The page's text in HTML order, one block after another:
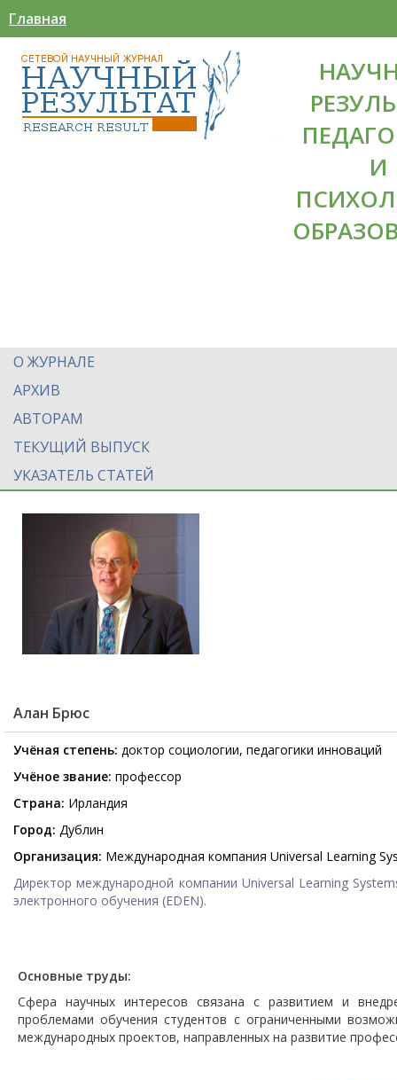
Главная
И
О ЖУРНАЛЕ
АРХИВ
АВТОРАМ
ТЕКУЩИЙ ВЫПУСК
УКАЗАТЕЛЬ СТАТЕЙ
Алан Брюс
Учёная степень: доктор социологии, педагогики инноваций
Учёное звание: профессор
Страна: Ирландия
Город: Дублин
Организация: Международная компания Universal Learning
Директор международной компании Universal Learning
электронного обучения (EDEN).
Основные труды:
Сфера научных интересов связана с развитием и
проблемами обучения студентов с ограниченными
международных проектов, направленных на развитие